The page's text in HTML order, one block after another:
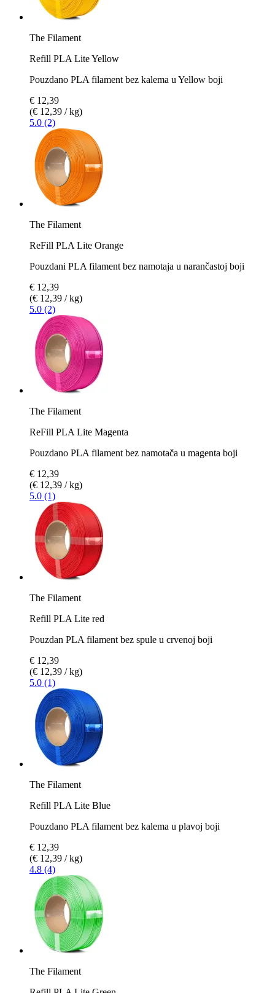
The Filament
Refill PLA Lite Yellow
Pouzdano PLA filament bez kalema u Yellow boji
€ 12,39
(€ 12,39 / kg)
5.0 (2)
The Filament
ReFill PLA Lite Orange
Pouzdani PLA filament bez namotaja u narančastoj boji
€ 12,39
(€ 12,39 / kg)
5.0 (2)
The Filament
ReFill PLA Lite Magenta
Pouzdano PLA filament bez namotača u magenta boji
€ 12,39
(€ 12,39 / kg)
5.0 (1)
The Filament
Refill PLA Lite red
Pouzdan PLA filament bez spule u crvenoj boji
€ 12,39
(€ 12,39 / kg)
5.0 (1)
The Filament
Refill PLA Lite Blue
Pouzdano PLA filament bez kalema u plavoj boji
€ 12,39
(€ 12,39 / kg)
4.8 (4)
The Filament